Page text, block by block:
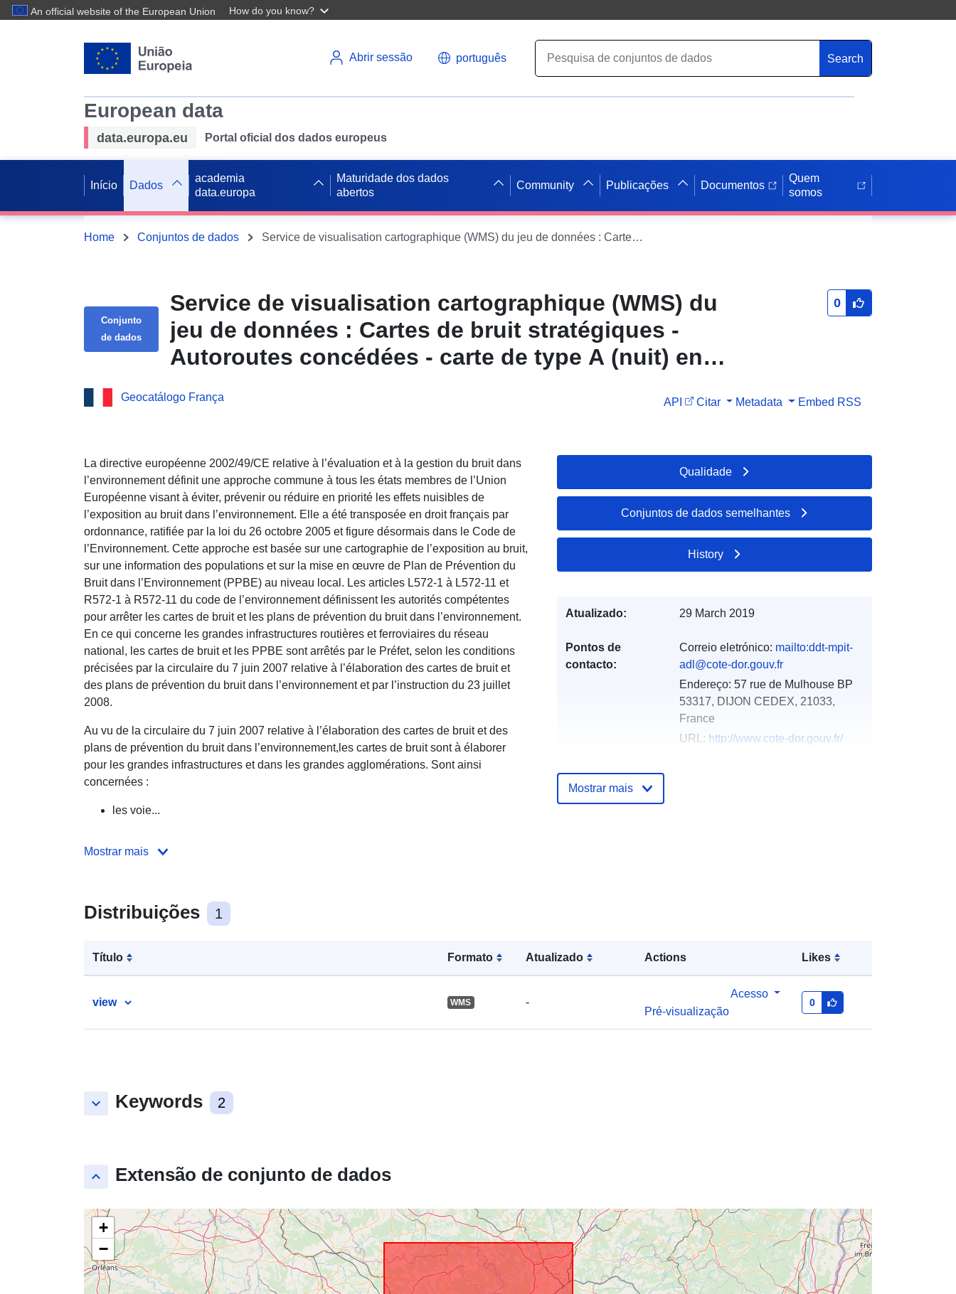
An official website of the European Union How do you know?
Abrir sessão português Search
European data
data.europa.eu Portal oficial dos dados europeus
Início Dados
academia
data.europa
Maturidade dos dados
abertos
Community Publicações Documentos
Quem
somos
Home Conjuntos de dados Service de visualisation cartographique (WMS) du jeu de données : Cartes de bruit stratégiques - Autoroutes concédées - carte de type A (nuit) en Côte d'Or - 2ème échéance 2012-2017
Conjunto
de dados
Service de visualisation cartographique (WMS) du
jeu de données : Cartes de bruit stratégiques -
Autoroutes concédées - carte de type A (nuit) en
0
Geocatálogo França API Citar Metadata Embed RSS
La directive européenne 2002/49/CE relative à l’évaluation et à la gestion du bruit dans
l’environnement définit une approche commune à tous les états membres de l’Union
Européenne visant à éviter, prévenir ou réduire en priorité les effets nuisibles de
l’exposition au bruit dans l’environnement. Elle a été transposée en droit français par
ordonnance, ratifiée par la loi du 26 octobre 2005 et figure désormais dans le Code de
l’Environnement. Cette approche est basée sur une cartographie de l’exposition au bruit,
sur une information des populations et sur la mise en œuvre de Plan de Prévention du
Bruit dans l’Environnement (PPBE) au niveau local. Les articles L572-1 à L572-11 et
R572-1 à R572-11 du code de l’environnement définissent les autorités compétentes
pour arrêter les cartes de bruit et les plans de prévention du bruit dans l’environnement.
En ce qui concerne les grandes infrastructures routières et ferroviaires du réseau
national, les cartes de bruit et les PPBE sont arrêtés par le Préfet, selon les conditions
précisées par la circulaire du 7 juin 2007 relative à l’élaboration des cartes de bruit et
des plans de prévention du bruit dans l’environnement et par l’instruction du 23 juillet
2008.
Au vu de la circulaire du 7 juin 2007 relative à l’élaboration des cartes de bruit et des
plans de prévention du bruit dans l’environnement,les cartes de bruit sont à élaborer
pour les grandes infrastructures et dans les grandes agglomérations. Sont ainsi
concernées :
les voie...
Mostrar mais
Distribuições 1
Título Formato Atualizado Actions Likes
view WMS -
Acesso
Pré-visualização
0
keyboard_arrow_down Keywords 2
keyboard_arrow_up Extensão de conjunto de dados
+
−
Qualidade
Conjuntos de dados semelhantes
History
Atualizado: 29 March 2019
Pontos de
contacto:
Correio eletrónico: mailto:ddt-mpit-
adl@cote-dor.gouv.fr
Endereço: 57 rue de Mulhouse BP
53317, DIJON CEDEX, 21033,
France
URL: http://www.cote-dor.gouv.fr/
Registo do
catálogo:
Tipo:
Recurso:
http://inspire.ec.europa.eu/metadata-
codelist/SpatialDataServiceType/vie
w
Mostrar mais